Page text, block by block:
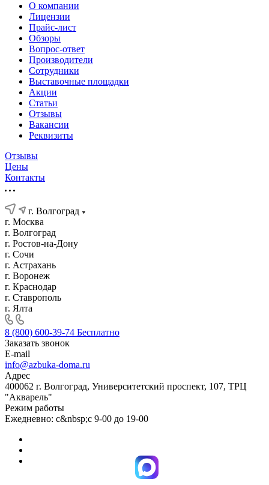
О компании
Лицензии
Прайс-лист
Обзоры
Вопрос-ответ
Производители
Сотрудники
Выставочные площадки
Акции
Статьи
Отзывы
Вакансии
Реквизиты
Отзывы
Цены
Контакты
г. Волгоград
г. Москва
г. Волгоград
г. Ростов-на-Дону
г. Сочи
г. Астрахань
г. Воронеж
г. Краснодар
г. Ставрополь
г. Ялта
8 (800) 600-39-74 Бесплатно
Заказать звонок
E-mail
info@azbuka-doma.ru
Адрес
400062 г. Волгоград, Университетский проспект, 107, ТРЦ
"Акварель"
Режим работы
Ежедневно: с&nbsp;с 9-00 до 19-00